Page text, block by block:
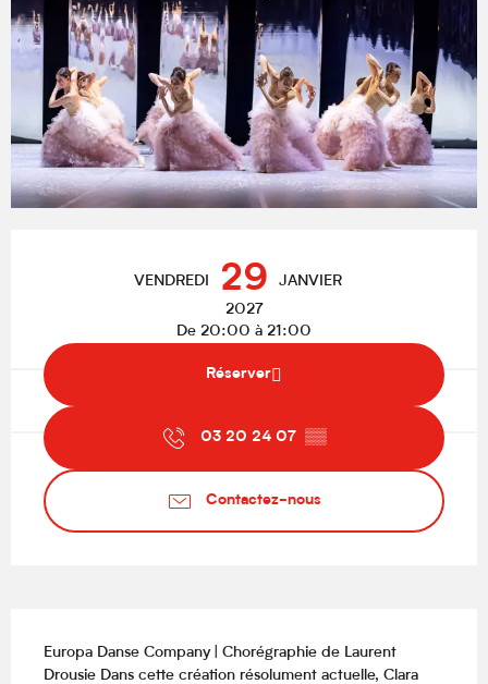
VENDREDI 29 JANVIER
2027
De 20:00 à 21:00
Réserver
03 20 24 07 ▒▒
Contactez-nous
Europa Danse Company | Chorégraphie de Laurent
Drousie Dans cette création résolument actuelle, Clara